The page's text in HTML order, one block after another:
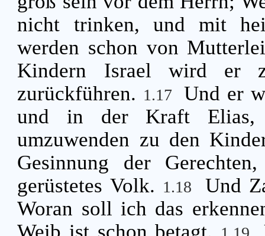
nicht trinken, und mit
werden schon von
Kindern Israel wird er
zurückführen. 1.17
Und er
und in der Kraft Elias,
umzuwenden zu den
Gesinnung der
gerüstetes Volk. 1.18
Und
Woran soll ich das